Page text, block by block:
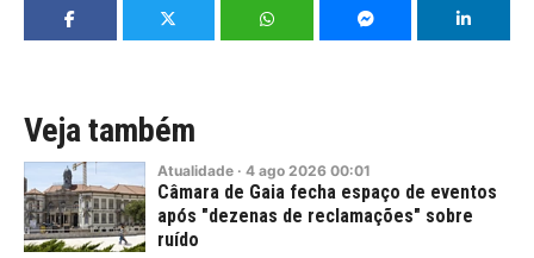
Veja também
Atualidade · 4 ago 2026 00:01
Câmara de Gaia fecha espaço de eventos
após "dezenas de reclamações" sobre
ruído